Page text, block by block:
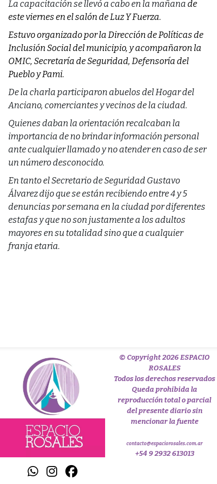
La capacitación se llevó a cabo en la mañanade
este viernes en el salón de Luz Y Fuerza.
Estuvo organizado por la Dirección de Políticas de
Inclusión Social del municipio, y acompañaron la
OMIC, Secretaría de Seguridad, Defensoría del
Pueblo y Pami.
De la charla participaron abuelos del Hogar del
Anciano, comerciantes y vecinos de la ciudad.
Quienes daban la orientación recalcaban la
importancia de no brindar información personal
ante cualquier llamado y no atender en caso de ser
un número desconocido.
En tanto el Secretario de Seguridad Gustavo
Álvarez dijo que se están recibiendo entre 4 y 5
denuncias por semana en la ciudad por diferentes
estafas y que no son justamente a los adultos
mayores en su totalidad sino que a cualquier
franja etaria.
© Copyright 2026 ESPACIO
ROSALES
Todos los derechos reservados
Queda prohibida la
reproducción total o parcial
del presente diario sin
mencionar la fuente
contacto@espaciorosales.com.ar
+54 9 2932 613013